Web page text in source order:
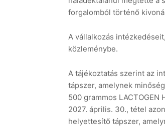
forgalomból történő
A vállalkozás
közleménybe.
A tájékoztatás szerint az
tápszer, amelynek
500 grammos
2027. április. 30., tétel
helyettesítő tápszer,